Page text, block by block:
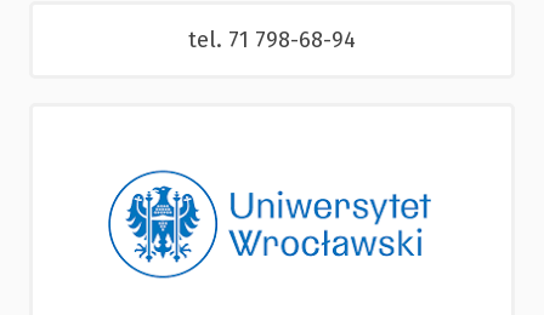
tel. 71 798-68-94